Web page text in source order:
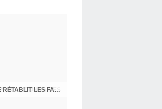
CRISE MIGRATOIRE À CEUTA : UN JEUNE FRANÇAIS SUR PLACE RÉTABLIT LES FAITS ! - RAPHAËL AYMA